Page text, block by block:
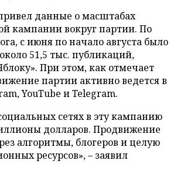
данные о масштабах
кампании вокруг партии. По
с июня по начало августа было
51,5 тыс. публикаций,
При этом, как отмечает
партии активно ведется в
YouTube и Telegram.
сетях в эту кампанию
долларов. Продвижение
алгоритмы, блогеров и целую
ресурсов», – заявил